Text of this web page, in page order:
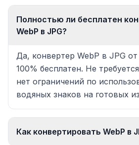
Полностью ли бесплатен
WebP в JPG?
Да, конвертер WebP в JPG
100% бесплатен. Не
нет ограничений по
водяных знаков на готовых
Как конвертировать WebP в